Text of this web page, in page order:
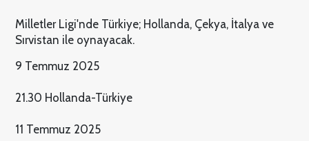
Milletler Ligi'nde Türkiye; Hollanda, Çekya, İtalya ve
Sırvistan ile oynayacak.
9 Temmuz 2025
21.30 Hollanda-Türkiye
11 Temmuz 2025